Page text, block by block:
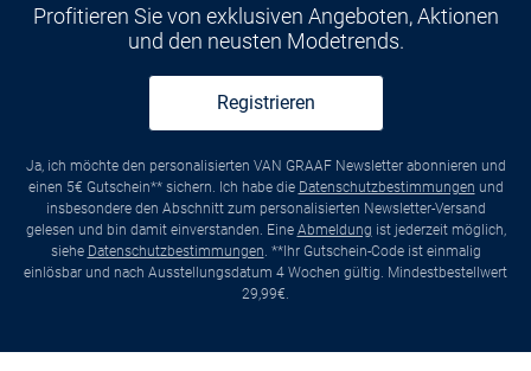
Profitieren Sie von exklusiven Angeboten, Aktionen
und den neusten Modetrends.
Registrieren
Ja, ich möchte den personalisierten VAN GRAAF Newsletter abonnieren und
einen 5€ Gutschein** sichern. Ich habe die Datenschutzbestimmungen und
insbesondere den Abschnitt zum personalisierten Newsletter-Versand
gelesen und bin damit einverstanden. Eine Abmeldung ist jederzeit möglich,
siehe Datenschutzbestimmungen. **Ihr Gutschein-Code ist einmalig
einlösbar und nach Ausstellungsdatum 4 Wochen gültig. Mindestbestellwert
29,99€.